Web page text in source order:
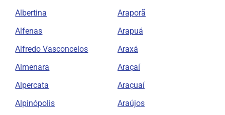
Albertina
Alfenas
Alfredo Vasconcelos
Almenara
Alpercata
Alpinópolis
Araporã
Arapuá
Araxá
Araçaí
Araçuaí
Araújos